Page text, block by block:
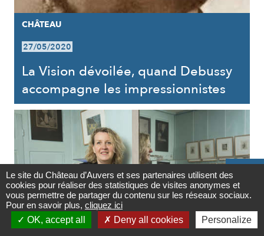
Contact

Newsletter
CHÂTEAU
27/05/2020
La Vision dévoilée, quand Debussy
accompagne les impressionnistes
Le site du Château d’Auvers et ses partenaires utilisent des
cookies pour réaliser des statistiques de visites anonymes et
vous permettre de partager du contenu sur les réseaux sociaux.
Pour en savoir plus, cliquez ici
OK, accept all
Deny all cookies Personalize